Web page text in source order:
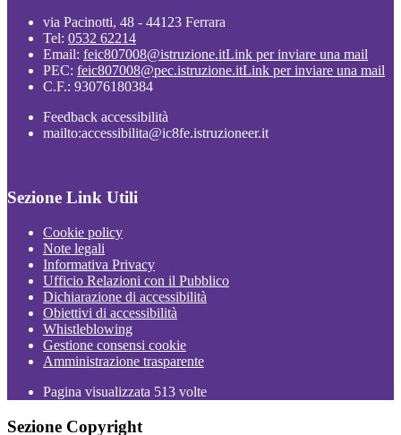
via Pacinotti, 48 - 44123 Ferrara
Tel: 0532 62214
Email: feic807008@istruzione.itLink per inviare una mail
PEC: feic807008@pec.istruzione.itLink per inviare una mail
C.F.: 93076180384
Feedback accessibilità
mailto:accessibilita@ic8fe.istruzioneer.it
Sezione Link Utili
Cookie policy
Note legali
Informativa Privacy
Ufficio Relazioni con il Pubblico
Dichiarazione di accessibilità
Obiettivi di accessibilità
Whistleblowing
Gestione consensi cookie
Amministrazione trasparente
Pagina visualizzata 513 volte
Sezione Copyright